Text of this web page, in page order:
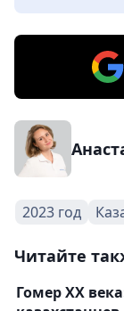
2023 год
Читайте
Гомер XX